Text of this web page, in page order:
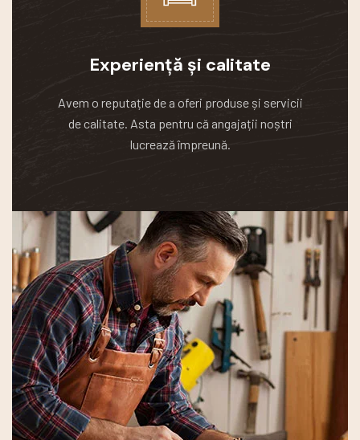
Experiență și calitate
Avem o reputație de a oferi produse și servicii
de calitate. Asta pentru că angajații noștri
lucrează împreună.